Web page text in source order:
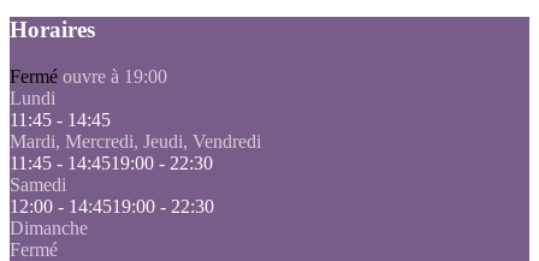
Horaires
Fermé ouvre à 19:00
Lundi
11:45 - 14:45
Mardi, Mercredi, Jeudi, Vendredi
11:45 - 14:4519:00 - 22:30
Samedi
12:00 - 14:4519:00 - 22:30
Dimanche
Fermé